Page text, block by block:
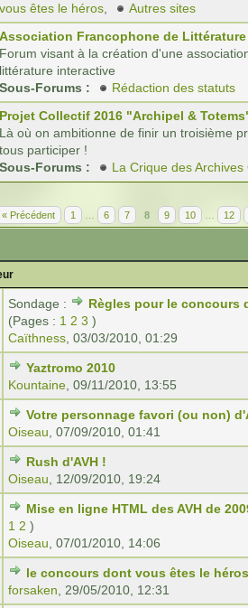
vous êtes le héros
Autres sites
Association Francophone de
Forum visant à la création d'une
littérature interactive
Sous-Forums :
Rédaction des statuts
Projet Collectif 2016 "Archipel &
Là où on ambitionne de finir un troisième
tous participer !
Sous-Forums :
La Crique des Archives
« Précédent 1 6 7 8 9 10 12
Sondage :
Règles pour le concours
(Pages : 1 2 3 )
Caïthness 03/03/2010, 01:29
Yaztromo 2010
Kountaine 09/11/2010, 13:55
Votre personnage favori (ou non)
Oiseau 07/09/2010, 01:41
Rush d'AVH !
Oiseau
12/09/2010, 19:24
Mise en ligne HTML des AVH de
1 2 )
Oiseau 07/01/2010, 14:06
le concours dont vous êtes le héros
forsaken
29/05/2010, 12:31